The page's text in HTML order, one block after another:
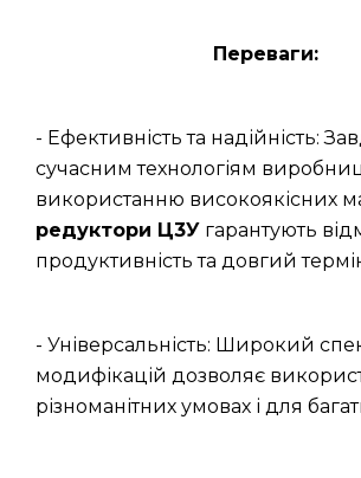
Переваги:
- Ефективність та надійність:
сучасним технологіям
використанню високоякісних
редуктори Ц3У гарантують
продуктивність та довгий
- Універсальність: Широкий
модифікацій дозволяє
різноманітних умовах і для